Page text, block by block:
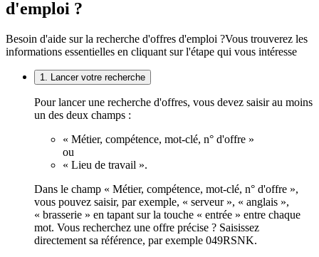
d'emploi ?
Besoin d'aide sur la recherche d'offres d'emploi ?Vous trouverez les
informations essentielles en cliquant sur l'étape qui vous intéresse
1. Lancer votre recherche
Pour lancer une recherche d'offres, vous devez saisir au moins
un des deux champs :
« Métier, compétence, mot-clé, n° d'offre »
ou
« Lieu de travail ».
Dans le champ « Métier, compétence, mot-clé, n° d'offre »,
vous pouvez saisir, par exemple, « serveur », « anglais »,
« brasserie » en tapant sur la touche « entrée » entre chaque
mot. Vous recherchez une offre précise ? Saisissez
directement sa référence, par exemple 049RSNK.